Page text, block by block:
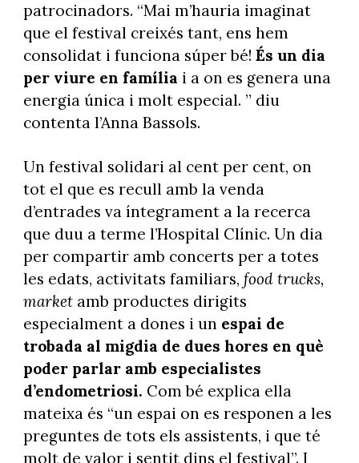
patrocinadors. “Mai m’hauria imaginat
que el festival creixés tant, ens hem
consolidat i funciona súper bé! És un dia
per viure en família i a on es genera una
energia única i molt especial. ” diu
contenta l’Anna Bassols.
Un festival solidari al cent per cent, on
tot el que es recull amb la venda
d’entrades va íntegrament a la recerca
que duu a terme l’Hospital Clínic. Un dia
per compartir amb concerts per a totes
les edats, activitats familiars, food trucks,
market amb productes dirigits
especialment a dones i un espai de
trobada al migdia de dues hores en què
poder parlar amb especialistes
d’endometriosi. Com bé explica ella
mateixa és “un espai on es responen a les
preguntes de tots els assistents, i que té
molt de valor i sentit dins el festival”. I